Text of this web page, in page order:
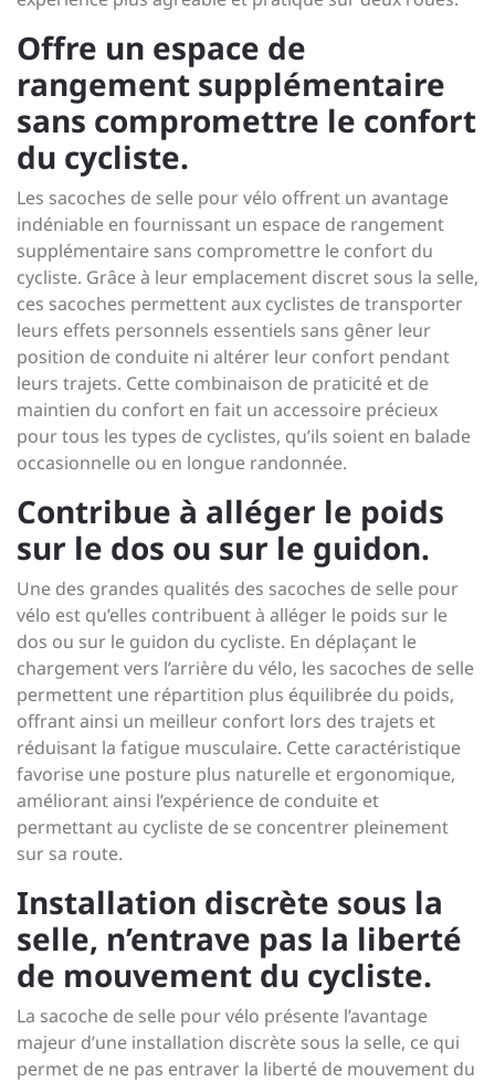
Offre un espace de
rangement supplémentaire
sans compromettre le confort
du cycliste.
Les sacoches de selle pour vélo offrent un avantage
indéniable en fournissant un espace de rangement
supplémentaire sans compromettre le confort du
cycliste. Grâce à leur emplacement discret sous la selle,
ces sacoches permettent aux cyclistes de transporter
leurs effets personnels essentiels sans gêner leur
position de conduite ni altérer leur confort pendant
leurs trajets. Cette combinaison de praticité et de
maintien du confort en fait un accessoire précieux
pour tous les types de cyclistes, qu’ils soient en balade
occasionnelle ou en longue randonnée.
Contribue à alléger le poids
sur le dos ou sur le guidon.
Une des grandes qualités des sacoches de selle pour
vélo est qu’elles contribuent à alléger le poids sur le
dos ou sur le guidon du cycliste. En déplaçant le
chargement vers l’arrière du vélo, les sacoches de selle
permettent une répartition plus équilibrée du poids,
offrant ainsi un meilleur confort lors des trajets et
réduisant la fatigue musculaire. Cette caractéristique
favorise une posture plus naturelle et ergonomique,
améliorant ainsi l’expérience de conduite et
permettant au cycliste de se concentrer pleinement
sur sa route.
Installation discrète sous la
selle, n’entrave pas la liberté
de mouvement du cycliste.
La sacoche de selle pour vélo présente l’avantage
majeur d’une installation discrète sous la selle, ce qui
permet de ne pas entraver la liberté de mouvement du